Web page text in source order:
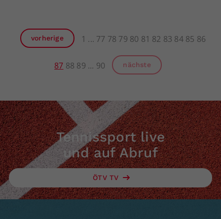
vorherige 1 77 78 79 80 81 82 83 84 85 86
87 88 89 90 nächste
Tennissport live
und auf Abruf
ÖTV TV